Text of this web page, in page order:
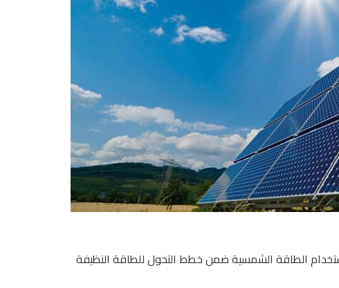
الطاقة الشمسية ضمن خطط التحول للطاقة النظيفة